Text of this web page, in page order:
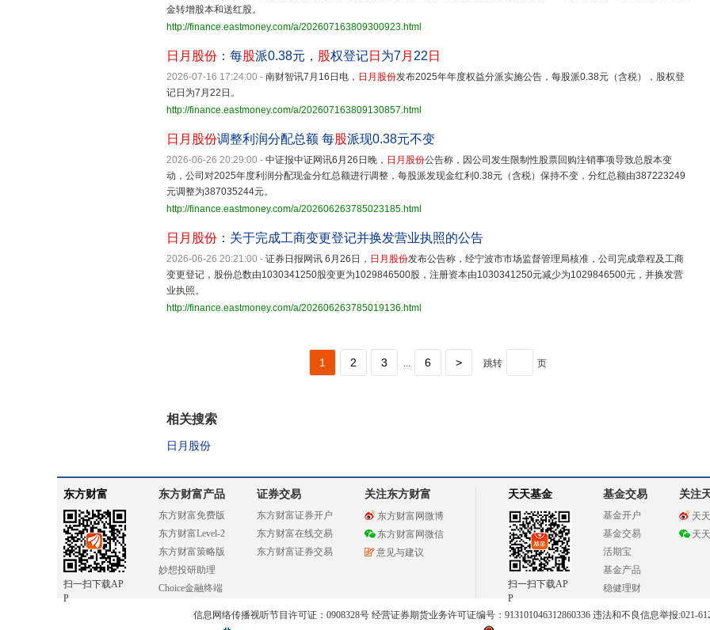
金转增股本和送红股。
http://finance.eastmoney.com/a/202607163809300923.html
日月股份 ：每股派0.38元， 股权登记日 为7月 22 日
2026-07-16 17:24:00 - 南财智讯7月16日电， 日月股份发布2025年年度权益分派实施公告，每股派0.38元（含税），股权登
记日为7月22日。
http://finance.eastmoney.com/a/202607163809130857.html
日月股份调整利润分配总额 每股派现0.38元不变
2026-06-26 20:29:00 - 中证报中证网讯6月26日晚， 日月股份公告称，因公司发生限制性股票回购注销事项导致总股本变
动，公司对2025年度利润分配现金分红总额进行调整，每股派发现金红利0.38元（含税）保持不变，分红总额由387223249
元调整为387035244元。
http://finance.eastmoney.com/a/202606263785023185.html
日月股份 ：关于完成工商变更登记并换发营业执照的公告
2026-06-26 20:21:00 - 证券日报网讯 6月26日， 日月股份发布公告称，经宁波市市场监督管理局核准，公司完成章程及工商
变更登记，股份总数由1030341250股变更为1029846500股，注册资本由1030341250元减少为1029846500元，并换发营
业执照。
http://finance.eastmoney.com/a/202606263785019136.html
1 2 3 ... 6 > 跳转 页
相关搜索
日月股份
东方财富
扫一扫下载AP
P
东方财富产品
东方财富免费版
东方财富Level-2
东方财富策略版
妙想投研助理
Choice金融终端
证券交易
东方财富证券开户
东方财富在线交易
东方财富证券交易
关注东方财富
东方财富网微博
东方财富网微信
意见与建议
天天基金
扫一扫下载AP
P
基金交易
基金开户
基金交易
活期宝
基金产品
稳健理财
关注
天
天
信息网络传播视听节目许可证：0908328号 经营证券期货业务许可证编号：913101046312860336 违法和不良信息举报:021-